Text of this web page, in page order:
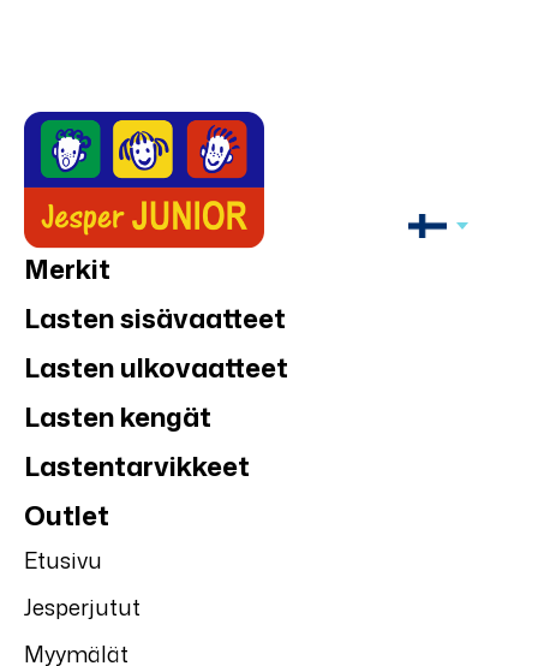
Merkit
Lasten sisävaatteet
Lasten ulkovaatteet
Lasten kengät
Lastentarvikkeet
Outlet
Etusivu
Jesperjutut
Myymälät